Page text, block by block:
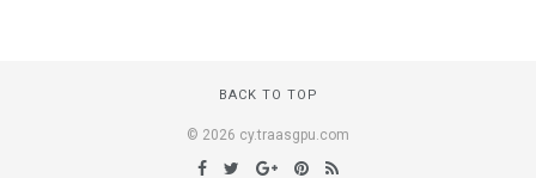
BACK TO TOP
© 2026 cy.traasgpu.com